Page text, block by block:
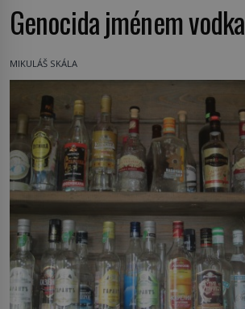
Genocida jménem vodka
MIKULÁŠ SKÁLA